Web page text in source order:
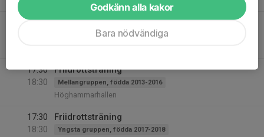
17:00
Friidrottsträning
Äldsta gruppen, födda 2012 och tidigare
17:30
18:30
Friidrottsträning
Mellangruppen, födda 2013-2016
Höghammarhallen
17:30
18:30
Friidrottsträning
Yngsta gruppen, födda 2017-2018
Godkänn alla kakor
Bara nödvändiga